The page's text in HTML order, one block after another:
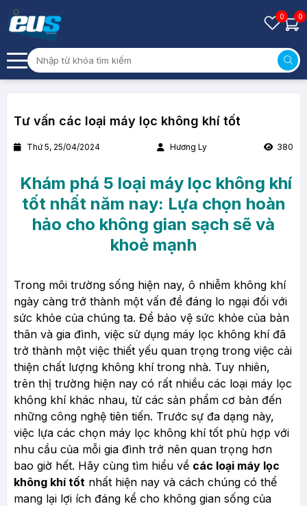
0 0
Tư vấn các loại máy lọc không khí tốt
Thứ 5, 25/04/2024 Hương Ly 380
Khám phá 5 loại máy lọc không khí
tốt nhất năm nay: Lựa chọn hoàn
hảo cho không gian sạch sẽ và
khoẻ mạnh
Trong môi trường sống hiện nay, ô nhiễm không khí
ngày càng trở thành một vấn đề đáng lo ngại đối với
sức khỏe của chúng ta. Để bảo vệ sức khỏe của bản
thân và gia đình, việc sử dụng máy lọc không khí đã
trở thành một việc thiết yếu quan trọng trong việc cải
thiện chất lượng không khí trong nhà. Tuy nhiên,
trên thị trường hiện nay có rất nhiều các loại máy lọc
không khí khác nhau, từ các sản phẩm cơ bản đến
những công nghệ tiên tiến. Trước sự đa dạng này,
việc lựa các chọn máy lọc không khí tốt phù hợp với
nhu cầu của mỗi gia đình trở nên quan trọng hơn
bao giờ hết. Hãy cùng tìm hiểu về các loại máy lọc
không khí tốt nhất hiện nay và cách chúng có thể
mang lại lợi ích đáng kể cho không gian sống của